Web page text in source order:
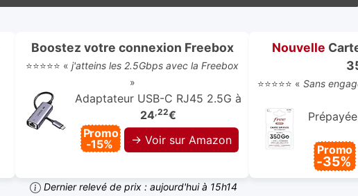
Boostez votre connexion Freebox
⭐⭐⭐⭐⭐ « j'atteins les 2.5Gbps avec la Freebox
»
Adaptateur USB-C RJ45 2.5G à
24,22€
Promo
-15%
→ Voir sur Amazon
Nouvelle
⭐⭐⭐⭐⭐ « Sans
Promo
-35%
Dernier relevé de prix : aujourd'hui à 15h14